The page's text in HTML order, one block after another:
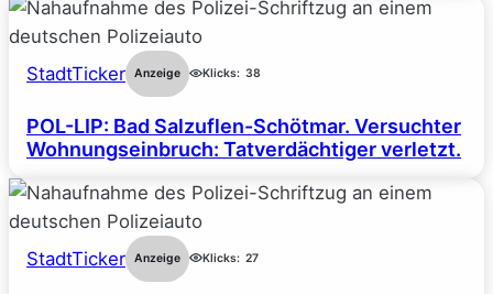
StadtTicker Anzeige Klicks: 38
POL-LIP: Bad Salzuflen-Schötmar. Versuchter
Wohnungseinbruch: Tatverdächtiger verletzt.
StadtTicker Anzeige Klicks: 27